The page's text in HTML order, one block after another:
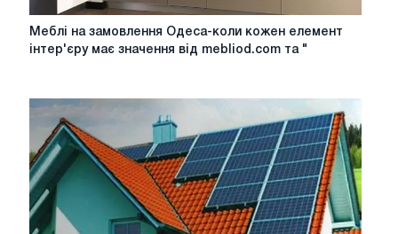
Меблі
на
коли
кожен
елемент
інтер'єру
має
значення
від
mebliod.com
Меблі на замовлення Одеса-коли кожен елемент
інтер'єру має значення від mebliod.com та "